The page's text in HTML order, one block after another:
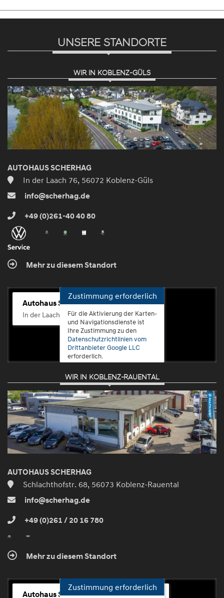
UNSERE STANDORTE
WIR IN KOBLENZ-GÜLS
AUTOHAUS SCHERHAG
In der Laach 76, 56072 Koblenz-Güls
info@scherhag.de
+49 (0)261-40 40 80
Mehr zu diesem Standort
Autohaus Scherhag
In der Laach 76, 56072 Koblenz-Güls
Zustimmung erforderlich
Für die Aktivierung der Karten-
und Navigationsdienste ist
Ihre Zustimmung zu den
Datenschutzrichtlinien vom
Drittanbieter Google LLC
erforderlich.
Zustimmen
und
aktivieren
WIR IN KOBLENZ-RAUENTAL
AUTOHAUS SCHERHAG
Schlachthofstr. 68, 56073 Koblenz-Rauental
info@scherhag.de
+49 (0)261 / 20 16 780
Mehr zu diesem Standort
Autohaus Scherhag
Zustimmung erforderlich